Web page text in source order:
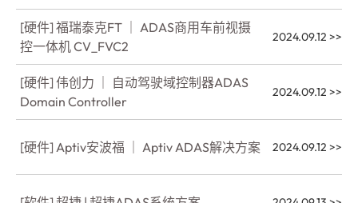
[硬件] 福瑞泰克FT ｜ ADAS商用车前视摄
控一体机 CV_FVC2
2024.09.12 >>
[硬件] 伟创力 ｜ 自动驾驶域控制器ADAS
Domain Controller
2024.09.12 >>
[硬件] Aptiv安波福 ｜ Aptiv ADAS解决方案 2024.09.12 >>